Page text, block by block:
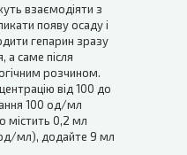
взаємодіяти з
появу осаду і
гепарин зразу
а саме після
розчином.
від 100 до
100 од/мл
містить 0,2 мл
мл), додайте 9 мл